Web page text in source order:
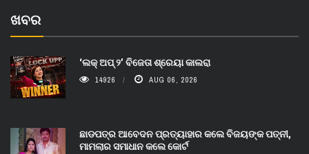
ଖବର
‘ଲକ୍ ଅପ୍ ୨’ ବିଜେତା ଶ୍ରେୟା କାଲରା
14926 AUG 06, 2026
ଛାଡପତ୍ର ଆବେଦନ ପ୍ରତ୍ୟାହାର କଲେ ବିଜୟଙ୍କ ପତ୍ନୀ,
ମାମଲାର ସମାଧାନ କଲେ କୋର୍ଟ